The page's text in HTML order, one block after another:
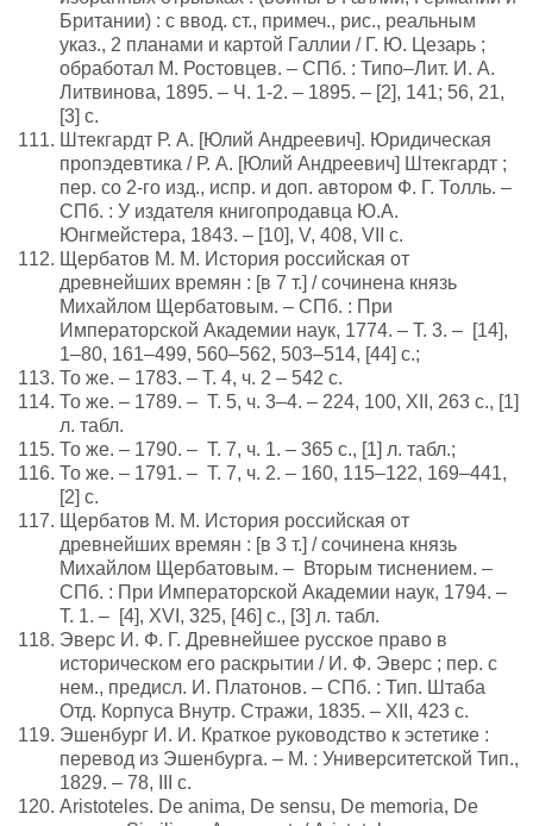
Британии) : с ввод. ст., примеч., рис., реальным
указ., 2 планами и картой Галлии / Г. Ю. Цезарь ;
обработал М. Ростовцев. – СПб. : Типо–Лит. И. А.
Литвинова, 1895. – Ч. 1-2. – 1895. – [2], 141; 56, 21,
[3] с.
Штекгардт Р. А. [Юлий Андреевич]. Юридическая
пропэдевтика / Р. А. [Юлий Андреевич] Штекгардт ;
пер. со 2-го изд., испр. и доп. автором Ф. Г. Толль. –
СПб. : У издателя книгопродавца Ю.А.
Юнгмейстера, 1843. – [10], V, 408, VII с.
Щербатов М. М. История российская от
древнейших времян : [в 7 т.] / сочинена князь
Михайлом Щербатовым. – СПб. : При
Императорской Академии наук, 1774. – Т. 3. – [14],
1–80, 161–499, 560–562, 503–514, [44] с.;
То же. – 1783. – Т. 4, ч. 2 – 542 с.
То же. – 1789. – Т. 5, ч. 3–4. – 224, 100, XII, 263 с., [1]
л. табл.
То же. – 1790. – Т. 7, ч. 1. – 365 с., [1] л. табл.;
То же. – 1791. – Т. 7, ч. 2. – 160, 115–122, 169–441,
[2] с.
Щербатов М. М. История российская от
древнейших времян : [в 3 т.] / сочинена князь
Михайлом Щербатовым. – Вторым тиснением. –
СПб. : При Императорской Академии наук, 1794. –
Т. 1. – [4], XVI, 325, [46] с., [3] л. табл.
Эверс И. Ф. Г. Древнейшее русское право в
историческом его раскрытии / И. Ф. Эверс ; пер. с
нем., предисл. И. Платонов. – СПб. : Тип. Штаба
Отд. Корпуса Внутр. Стражи, 1835. – XII, 423 с.
Эшенбург И. И. Краткое руководство к эстетике :
перевод из Эшенбурга. – М. : Университетской Тип.,
1829. – 78, III с.
Aristoteles. De anima, De sensu, De memoria, De